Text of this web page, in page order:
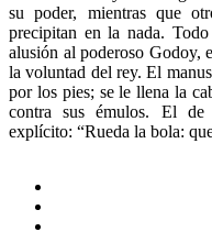
su poder, mientras que
precipitan en la nada.
alusión al poderoso Godoy,
la voluntad del rey. El
por los pies; se le llena la
contra sus émulos. El
explícito: “Rueda la bola: